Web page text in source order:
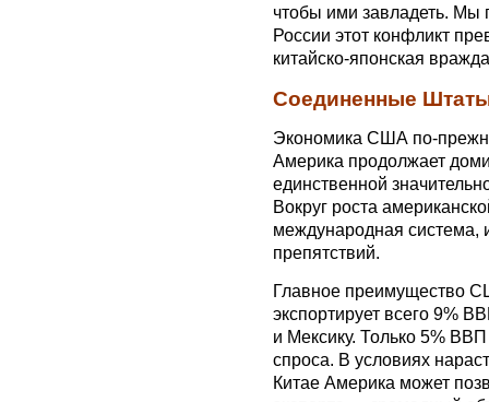
чтобы ими завладеть. Мы
России этот конфликт
китайско-японская
Соединенные
Экономика США по-
Америка продолжает
единственной
Вокруг роста
международная система,
препятствий.
Главное преимущество
экспортирует всего 9%
и Мексику. Только 5%
спроса. В условиях
Китае Америка может